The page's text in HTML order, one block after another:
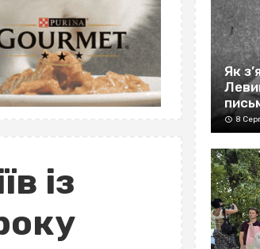
із
Як
8